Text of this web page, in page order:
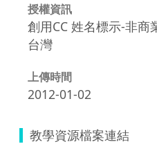
授權資訊
創用CC 姓名標示-非
台灣
上傳時間
2012-01-02
教學資源檔案連結